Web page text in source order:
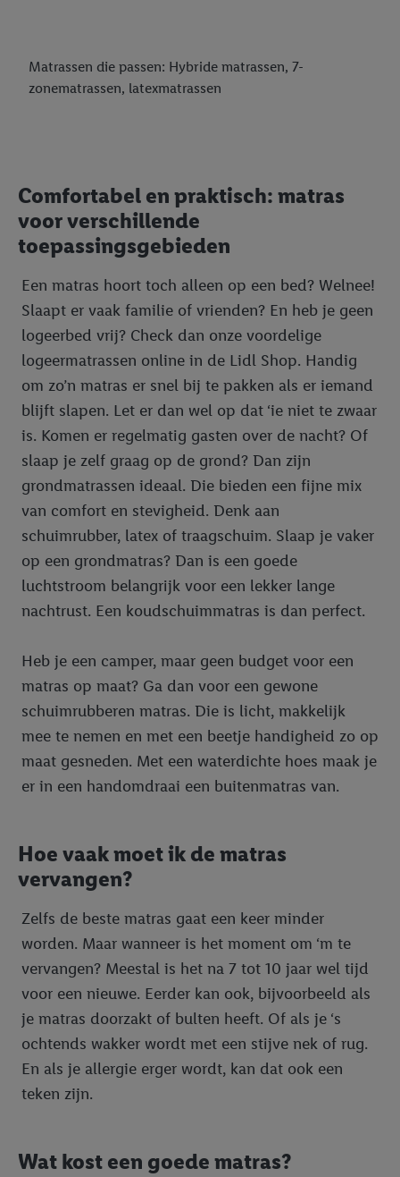
Matrassen die passen: Hybride matrassen, 7-
zonematrassen, latexmatrassen
Comfortabel en praktisch: matras
voor verschillende
toepassingsgebieden
Een matras hoort toch alleen op een bed? Welnee!
Slaapt er vaak familie of vrienden? En heb je geen
logeerbed vrij? Check dan onze voordelige
logeermatrassen online in de Lidl Shop. Handig
om zo’n matras er snel bij te pakken als er iemand
blijft slapen. Let er dan wel op dat ‘ie niet te zwaar
is. Komen er regelmatig gasten over de nacht? Of
slaap je zelf graag op de grond? Dan zijn
grondmatrassen ideaal. Die bieden een fijne mix
van comfort en stevigheid. Denk aan
schuimrubber, latex of traagschuim. Slaap je vaker
op een grondmatras? Dan is een goede
luchtstroom belangrijk voor een lekker lange
nachtrust. Een koudschuimmatras is dan perfect.
Heb je een camper, maar geen budget voor een
matras op maat? Ga dan voor een gewone
schuimrubberen matras. Die is licht, makkelijk
mee te nemen en met een beetje handigheid zo op
maat gesneden. Met een waterdichte hoes maak je
er in een handomdraai een buitenmatras van.
Hoe vaak moet ik de matras
vervangen?
Zelfs de beste matras gaat een keer minder
worden. Maar wanneer is het moment om ‘m te
vervangen? Meestal is het na 7 tot 10 jaar wel tijd
voor een nieuwe. Eerder kan ook, bijvoorbeeld als
je matras doorzakt of bulten heeft. Of als je ‘s
ochtends wakker wordt met een stijve nek of rug.
En als je allergie erger wordt, kan dat ook een
teken zijn.
Wat kost een goede matras?